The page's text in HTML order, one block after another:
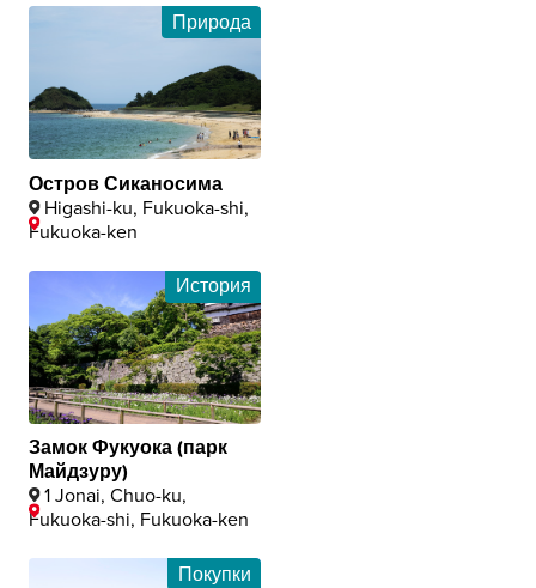
Природа
Остров Сиканосима
Higashi-ku, Fukuoka-shi,
Fukuoka-ken
История
Замок Фукуока (парк
Майдзуру)
1 Jonai, Chuo-ku,
Fukuoka-shi, Fukuoka-ken
Покупки